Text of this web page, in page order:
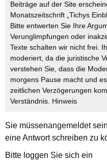
Beiträge auf der Site
Monatszeitschrift „Tichys
Bitte entwerten Sie Ihre
Verunglimpfungen oder
Texte schalten wir nicht frei.
moderiert, da die juristische
verstehen Sie, dass die
morgens Pause macht und
zeitlichen Verzögerungen
Verständnis. Hinweis
Sie müssenangemeldet
eine Antwort schreiben zu
Bitte loggen Sie sich ein